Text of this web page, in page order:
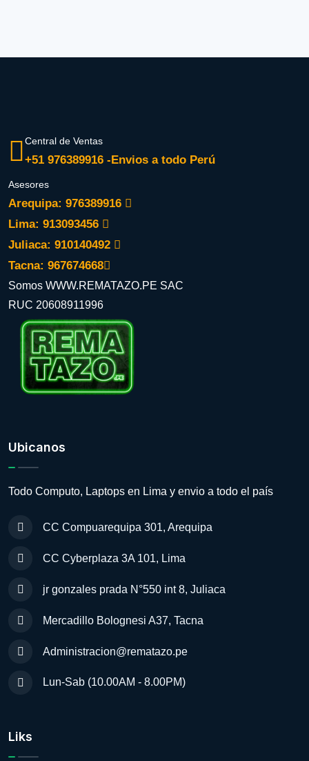
Central de Ventas
+51 976389916 -Envios a todo Perú
Asesores
Arequipa: 976389916
Lima: 913093456
Juliaca: 910140492
Tacna: 967674668
Somos WWW.REMATAZO.PE SAC
RUC 20608911996
Ubicanos
Todo Computo, Laptops en Lima y envio a todo el país
CC Compuarequipa 301, Arequipa
CC Cyberplaza 3A 101, Lima
jr gonzales prada N°550 int 8, Juliaca
Mercadillo Bolognesi A37, Tacna
Administracion@rematazo.pe
Lun-Sab (10.00AM - 8.00PM)
Liks